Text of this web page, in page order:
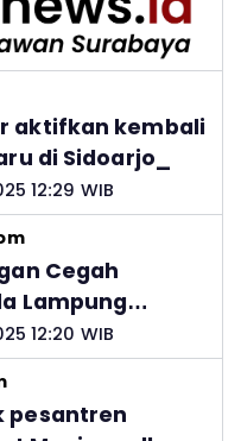
aktifkan kembali
di Sidoarjo_
12:29 WIB
Cegah
Lampung
Orang Tua
12:20 WIB
pesantren